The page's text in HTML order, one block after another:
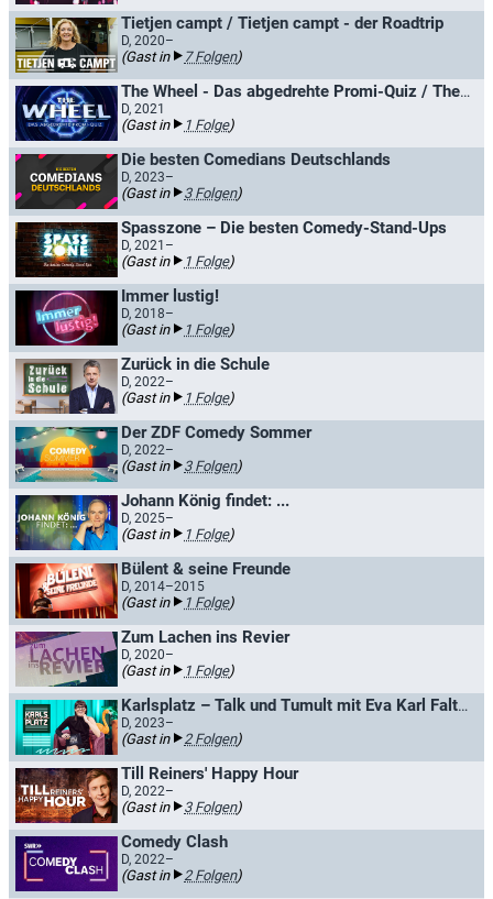
Tietjen campt / Tietjen campt - der Roadtrip
D, 2020–
(Gast in 7 Folgen)
The Wheel - Das abgedrehte Promi-Quiz / The Wheel - Promis drehen am Rad
D, 2021
(Gast in 1 Folge)
Die besten Comedians Deutschlands
D, 2023–
(Gast in 3 Folgen)
Spasszone – Die besten Comedy-Stand-Ups
D, 2021–
(Gast in 1 Folge)
Immer lustig!
D, 2018–
(Gast in 1 Folge)
Zurück in die Schule
D, 2022–
(Gast in 1 Folge)
Der ZDF Comedy Sommer
D, 2022–
(Gast in 3 Folgen)
Johann König findet: ...
D, 2025–
(Gast in 1 Folge)
Bülent & seine Freunde
D, 2014–2015
(Gast in 1 Folge)
Zum Lachen ins Revier
D, 2020–
(Gast in 1 Folge)
Karlsplatz – Talk und Tumult mit Eva Karl Faltermeier
D, 2023–
(Gast in 2 Folgen)
Till Reiners' Happy Hour
D, 2022–
(Gast in 3 Folgen)
Comedy Clash
D, 2022–
(Gast in 2 Folgen)